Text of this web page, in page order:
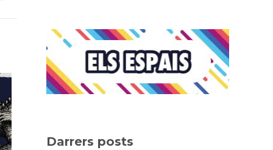
Darrers posts